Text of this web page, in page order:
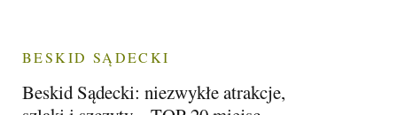
BESKID SĄDECKI
Beskid Sądecki: niezwykłe atrakcje,